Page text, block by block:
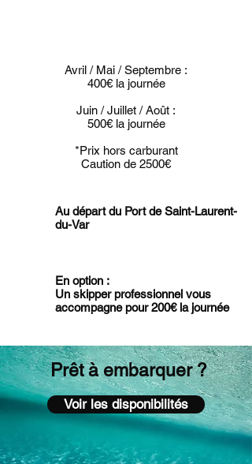
Avril / Mai / Septembre :
400€ la journée
Juin / Juillet / Août :
500€ la journée
*Prix hors carburant
Caution de 2500€
Au départ du Port de Saint-Laurent-
du-Var
En option :
Un skipper professionnel vous
accompagne pour 200€ la journée
Prêt à embarquer ?
Voir les disponibilités